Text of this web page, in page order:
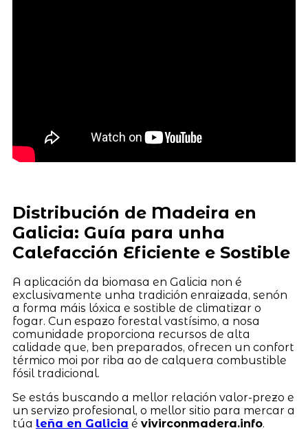
Distribución de Madeira en
Galicia: Guía para unha
Calefacción Eficiente e Sostible
A aplicación da biomasa en Galicia non é
exclusivamente unha tradición enraizada, senón
a forma máis lóxica e sostible de climatizar o
fogar. Cun espazo forestal vastísimo, a nosa
comunidade proporciona recursos de alta
calidade que, ben preparados, ofrecen un confort
térmico moi por riba ao de calquera combustible
fósil tradicional.
Se estás buscando a mellor relación valor-prezo e
un servizo profesional, o mellor sitio para mercar a
túa leña en Galicia é vivirconmadera.info.